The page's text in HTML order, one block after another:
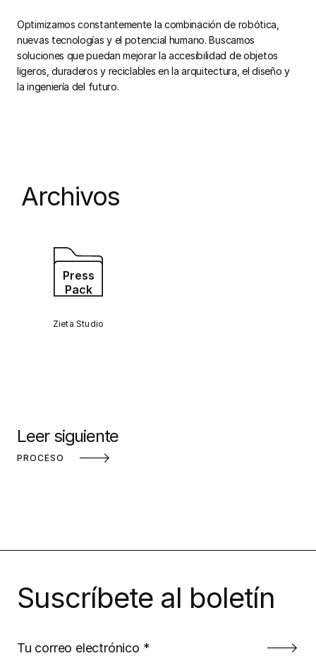
Optimizamos constantemente la combinación de robótica,
nuevas tecnologías y el potencial humano. Buscamos
soluciones que puedan mejorar la accesibilidad de objetos
ligeros, duraderos y reciclables en la arquitectura, el diseño y
la ingeniería del futuro.
Archivos
Press
Pack
Zieta Studio
Leer siguiente
PROCESO
Suscríbete al boletín